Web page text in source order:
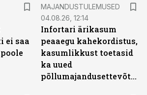
ei saa
MAJANDUSTULEMUSED
04.08.26, 12:14
Infortari ärikasum
peaaegu kahekordistus,
kasumlikkust toetasid
ka uued
põllumajandusettevõtted